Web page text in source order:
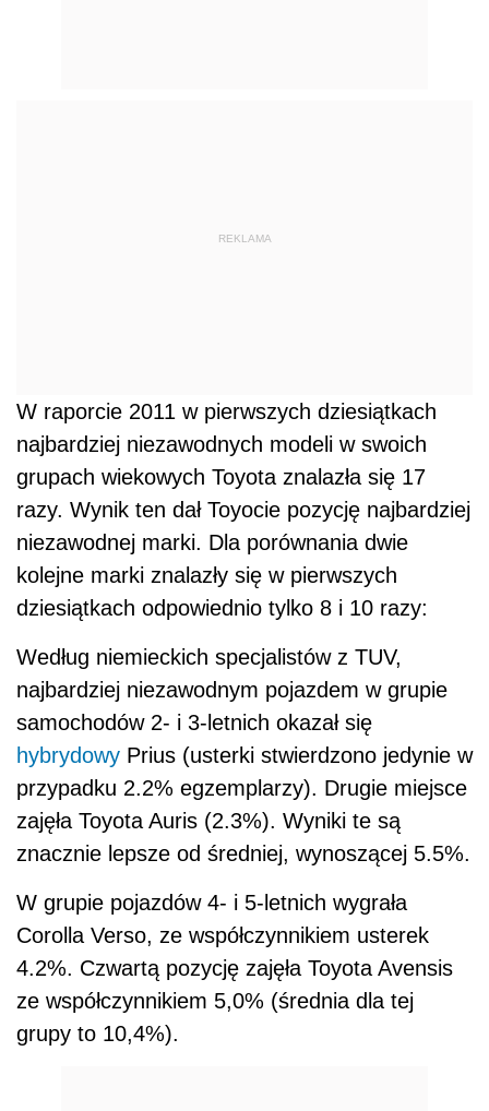
REKLAMA
W raporcie 2011 w pierwszych dziesiątkach
najbardziej niezawodnych modeli w swoich
grupach wiekowych Toyota znalazła się 17
razy. Wynik ten dał Toyocie pozycję najbardziej
niezawodnej marki. Dla porównania dwie
kolejne marki znalazły się w pierwszych
dziesiątkach odpowiednio tylko 8 i 10 razy:
Według niemieckich specjalistów z TUV,
najbardziej niezawodnym pojazdem w grupie
samochodów 2- i 3-letnich okazał się
hybrydowy Prius (usterki stwierdzono jedynie w
przypadku 2.2% egzemplarzy). Drugie miejsce
zajęła Toyota Auris (2.3%). Wyniki te są
znacznie lepsze od średniej, wynoszącej 5.5%.
W grupie pojazdów 4- i 5-letnich wygrała
Corolla Verso, ze współczynnikiem usterek
4.2%. Czwartą pozycję zajęła Toyota Avensis
ze współczynnikiem 5,0% (średnia dla tej
grupy to 10,4%).